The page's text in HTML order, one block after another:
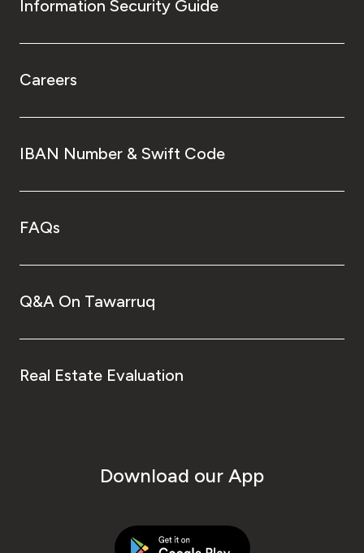
Information Security Guide
Careers
IBAN Number & Swift Code
FAQs
Q&A On Tawarruq
Real Estate Evaluation
Download our App